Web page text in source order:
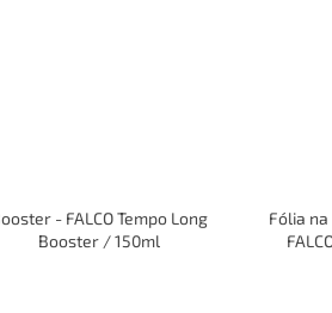
- FALCO Tempo Long
Booster / 150ml
Fólia